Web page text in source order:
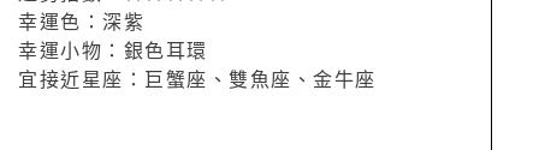
幸運色：深紫
幸運小物：銀色耳環
宜接近星座：巨蟹座、雙魚座、金牛座